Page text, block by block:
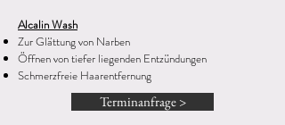
Alcalin Wash
Zur Glättung von Narben
Öffnen von tiefer liegenden Entzündungen
Schmerzfreie Haarentfernung
Terminanfrage >